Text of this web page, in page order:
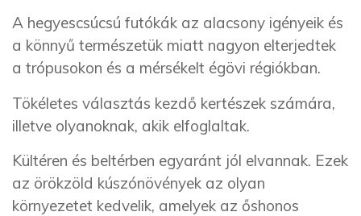
A hegyescsúcsú futókák az alacsony igényeik és
a könnyű természetük miatt nagyon elterjedtek
a trópusokon és a mérsékelt égövi régiókban.
Tökéletes választás kezdő kertészek számára,
illetve olyanoknak, akik elfoglaltak.
Kültéren és beltérben egyaránt jól elvannak. Ezek
az örökzöld kúszónövények az olyan
környezetet kedvelik, amelyek az őshonos